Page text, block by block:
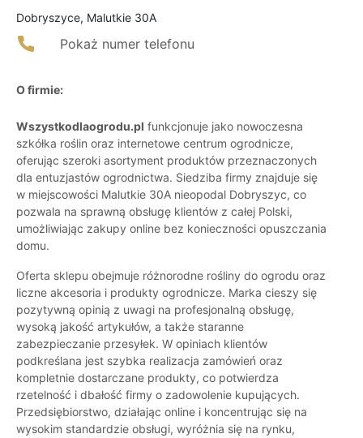
Dobryszyce, Malutkie 30A
Pokaż numer telefonu
O firmie:
Wszystkodlaogrodu.pl funkcjonuje jako nowoczesna
szkółka roślin oraz internetowe centrum ogrodnicze,
oferując szeroki asortyment produktów przeznaczonych
dla entuzjastów ogrodnictwa. Siedziba firmy znajduje się
w miejscowości Malutkie 30A nieopodal Dobryszyc, co
pozwala na sprawną obsługę klientów z całej Polski,
umożliwiając zakupy online bez konieczności opuszczania
domu.
Oferta sklepu obejmuje różnorodne rośliny do ogrodu oraz
liczne akcesoria i produkty ogrodnicze. Marka cieszy się
pozytywną opinią z uwagi na profesjonalną obsługę,
wysoką jakość artykułów, a także staranne
zabezpieczanie przesyłek. W opiniach klientów
podkreślana jest szybka realizacja zamówień oraz
kompletnie dostarczane produkty, co potwierdza
rzetelność i dbałość firmy o zadowolenie kupujących.
Przedsiębiorstwo, działając online i koncentrując się na
wysokim standardzie obsługi, wyróżnia się na rynku,